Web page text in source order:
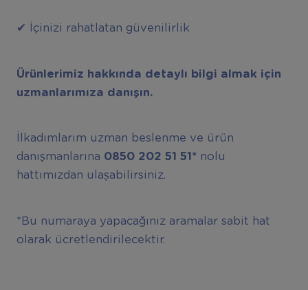
✔ İçinizi rahatlatan güvenilirlik
Ürünlerimiz hakkında detaylı bilgi almak için
uzmanlarımıza danışın.
İlkadımlarım uzman beslenme ve ürün
danışmanlarına 0850 202 51 51* nolu
hattımızdan ulaşabilirsiniz.
*Bu numaraya yapacağınız aramalar sabit hat
olarak ücretlendirilecektir.